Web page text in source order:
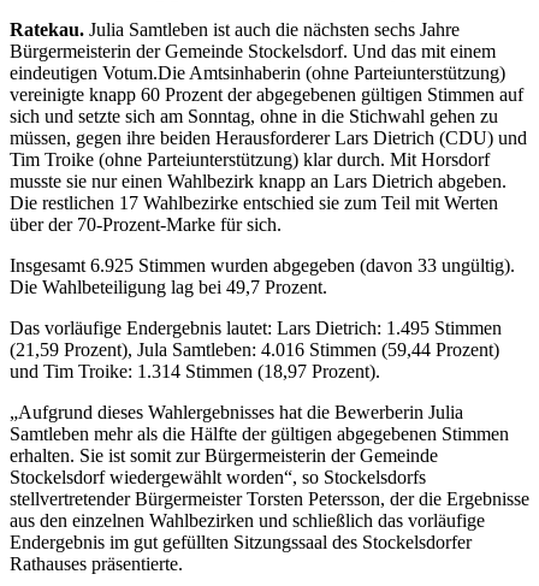
Ratekau. Julia Samtleben ist auch die nächsten sechs Jahre
Bürgermeisterin der Gemeinde Stockelsdorf. Und das mit einem
eindeutigen Votum.Die Amtsinhaberin (ohne Parteiunterstützung)
vereinigte knapp 60 Prozent der abgegebenen gültigen Stimmen auf
sich und setzte sich am Sonntag, ohne in die Stichwahl gehen zu
müssen, gegen ihre beiden Herausforderer Lars Dietrich (CDU) und
Tim Troike (ohne Parteiunterstützung) klar durch. Mit Horsdorf
musste sie nur einen Wahlbezirk knapp an Lars Dietrich abgeben.
Die restlichen 17 Wahlbezirke entschied sie zum Teil mit Werten
über der 70-Prozent-Marke für sich.
Insgesamt 6.925 Stimmen wurden abgegeben (davon 33 ungültig).
Die Wahlbeteiligung lag bei 49,7 Prozent.
Das vorläufige Endergebnis lautet: Lars Dietrich: 1.495 Stimmen
(21,59 Prozent), Jula Samtleben: 4.016 Stimmen (59,44 Prozent)
und Tim Troike: 1.314 Stimmen (18,97 Prozent).
„Aufgrund dieses Wahlergebnisses hat die Bewerberin Julia
Samtleben mehr als die Hälfte der gültigen abgegebenen Stimmen
erhalten. Sie ist somit zur Bürgermeisterin der Gemeinde
Stockelsdorf wiedergewählt worden“, so Stockelsdorfs
stellvertretender Bürgermeister Torsten Petersson, der die Ergebnisse
aus den einzelnen Wahlbezirken und schließlich das vorläufige
Endergebnis im gut gefüllten Sitzungssaal des Stockelsdorfer
Rathauses präsentierte.